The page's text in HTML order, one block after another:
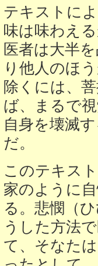
テキストに
味は味わえ
医者は大半
り他人のほ
除くには、
ば、まるで
自身を壊滅
だ。
このテキス
家のように
る。悲憫（
うした方法
て、そなた